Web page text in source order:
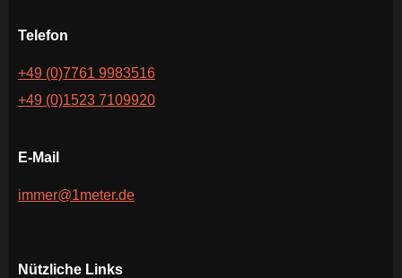
Telefon
+49 (0)7761 9983516
+49 (0)1523 7109920
E-Mail
immer@1meter.de
Nützliche Links